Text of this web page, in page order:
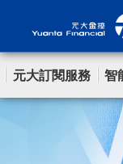
元大訂閱服務 智